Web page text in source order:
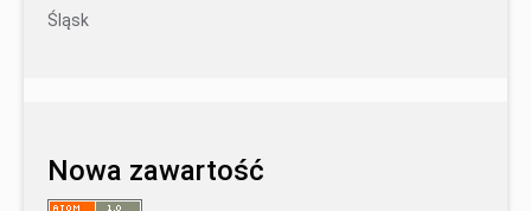
Śląsk
Nowa zawartość